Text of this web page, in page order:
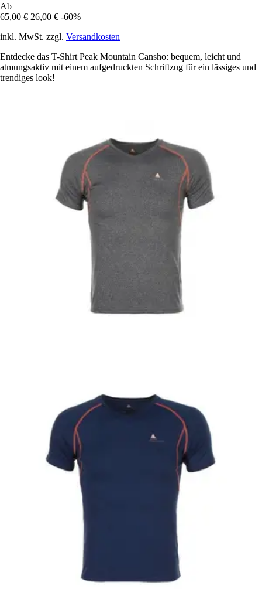
Ab
65,00 € 26,00 € -60%
inkl. MwSt. zzgl. Versandkosten
Entdecke das T-Shirt Peak Mountain Cansho: bequem, leicht und
atmungsaktiv mit einem aufgedruckten Schriftzug für ein lässiges und
trendiges look!